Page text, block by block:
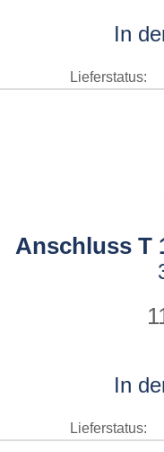
In
Lieferstatus:
Anschluss T
In
Lieferstatus: